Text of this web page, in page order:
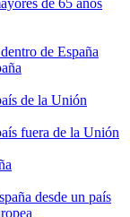
de 65 años
de España
de la Unión
fuera de la Unión
desde un país